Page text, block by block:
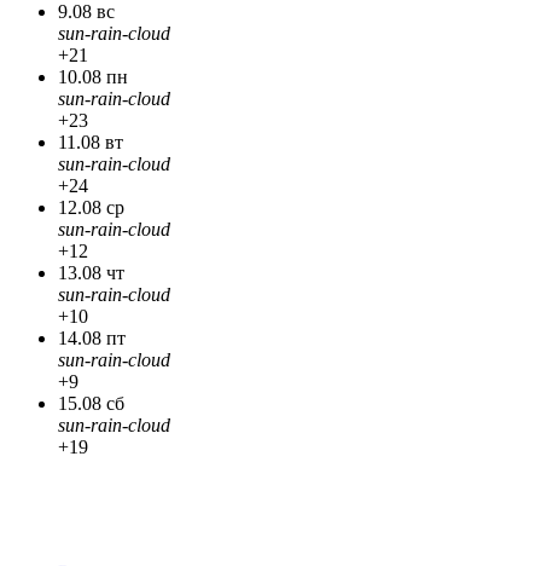
9.08 вс
sun-rain-cloud
+21
10.08 пн
sun-rain-cloud
+23
11.08 вт
sun-rain-cloud
+24
12.08 ср
sun-rain-cloud
+12
13.08 чт
sun-rain-cloud
+10
14.08 пт
sun-rain-cloud
+9
15.08 сб
sun-rain-cloud
+19